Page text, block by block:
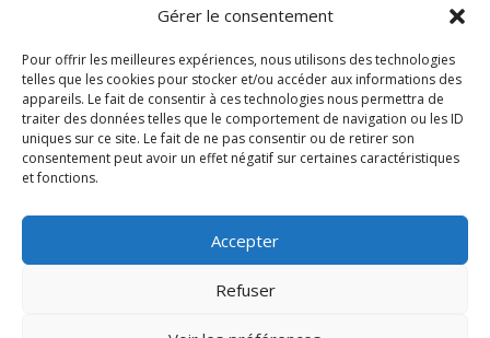
Gérer le consentement
Pour offrir les meilleures expériences, nous utilisons des technologies
telles que les cookies pour stocker et/ou accéder aux informations des
appareils. Le fait de consentir à ces technologies nous permettra de
traiter des données telles que le comportement de navigation ou les ID
uniques sur ce site. Le fait de ne pas consentir ou de retirer son
consentement peut avoir un effet négatif sur certaines caractéristiques
et fonctions.
Accepter
Refuser
Contact & Support
Légal
Conditions Générales de Vente
Conditions générales de prestations de services
Mentions Légales
Cookies